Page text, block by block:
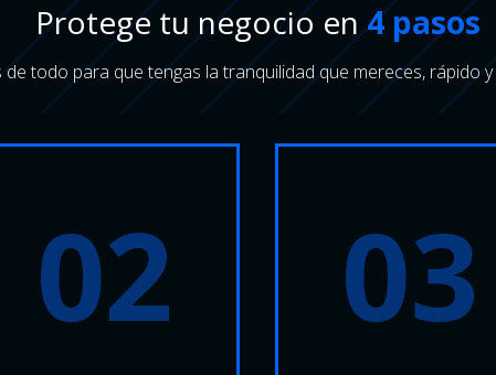
Protege tu negocio en4 pasos
todo para que tengas la tranquilidad que mereces, rápido
02 03